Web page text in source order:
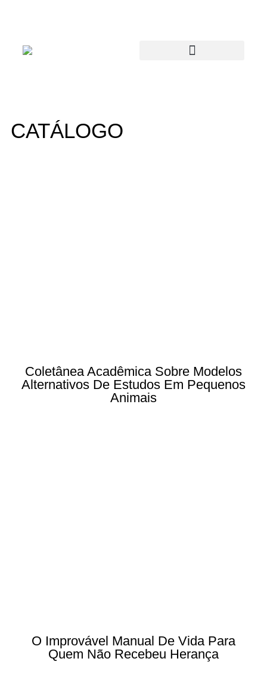
CATÁLOGO
Coletânea Acadêmica Sobre Modelos
Alternativos De Estudos Em Pequenos
Animais
O Improvável Manual De Vida Para
Quem Não Recebeu Herança